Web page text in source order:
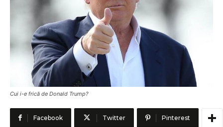
Cui i-e frică de Donald Trump?
Facebook Twitter Pinterest